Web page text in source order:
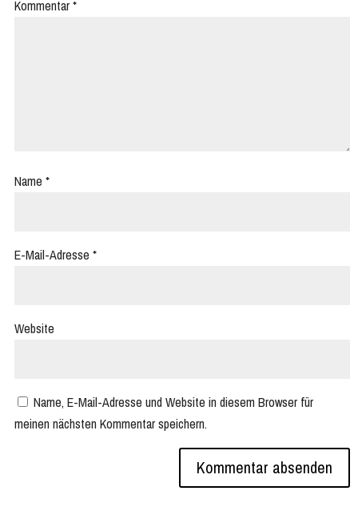
Kommentar*
Name *
E-Mail-Adresse *
Website
Name, E-Mail-Adresse und Website in diesem Browser für
meinen nächsten Kommentar speichern.